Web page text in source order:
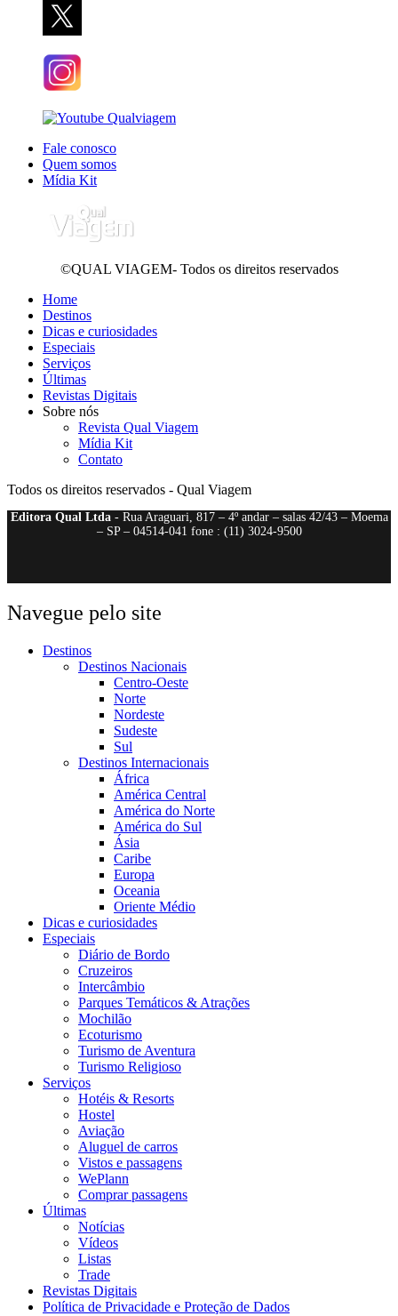
Fale conosco
Quem somos
Mídia Kit
©QUAL VIAGEM- Todos os direitos reservados
Home
Destinos
Dicas e curiosidades
Especiais
Serviços
Últimas
Revistas Digitais
Sobre nós
Revista Qual Viagem
Mídia Kit
Contato
Todos os direitos reservados - Qual Viagem
Editora Qual Ltda- Rua Araguari, 817 – 4º andar – salas 42/43 – Moema
– SP – 04514-041 fone : (11) 3024-9500
Navegue pelo site
Destinos
Destinos Nacionais
Centro-Oeste
Norte
Nordeste
Sudeste
Sul
Destinos Internacionais
África
América Central
América do Norte
América do Sul
Ásia
Caribe
Europa
Oceania
Oriente Médio
Dicas e curiosidades
Especiais
Diário de Bordo
Cruzeiros
Intercâmbio
Parques Temáticos & Atrações
Mochilão
Ecoturismo
Turismo de Aventura
Turismo Religioso
Serviços
Hotéis & Resorts
Hostel
Aviação
Aluguel de carros
Vistos e passagens
WePlann
Comprar passagens
Últimas
Notícias
Vídeos
Listas
Trade
Revistas Digitais
Política de Privacidade e Proteção de Dados